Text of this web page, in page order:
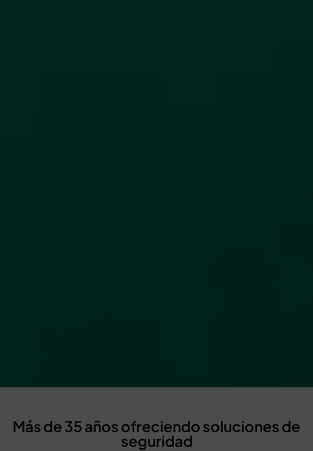
Más de 35 años ofreciendo soluciones de
seguridad